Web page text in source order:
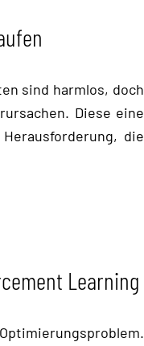
sind harmlos, doch
Diese eine
die
Learning